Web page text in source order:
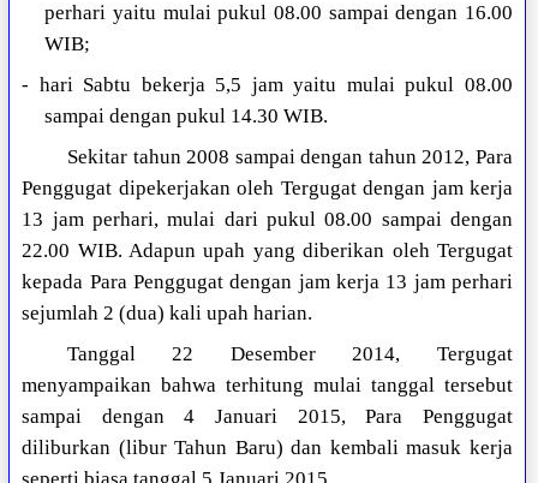
perhari yaitu mulai pukul 08.00 sampai dengan 16.00
WIB;
- hari Sabtu bekerja 5,5 jam yaitu mulai pukul 08.00
sampai dengan pukul 14.30 WIB.
Sekitar tahun 2008 sampai dengan tahun 2012, Para
Penggugat dipekerjakan oleh Tergugat dengan jam kerja
13 jam perhari, mulai dari pukul 08.00 sampai dengan
22.00 WIB. Adapun upah yang diberikan oleh Tergugat
kepada Para Penggugat dengan jam kerja 13 jam perhari
sejumlah 2 (dua) kali upah harian.
Tanggal 22 Desember 2014, Tergugat
menyampaikan bahwa terhitung mulai tanggal tersebut
sampai dengan 4 Januari 2015, Para Penggugat
diliburkan (libur Tahun Baru) dan kembali masuk kerja